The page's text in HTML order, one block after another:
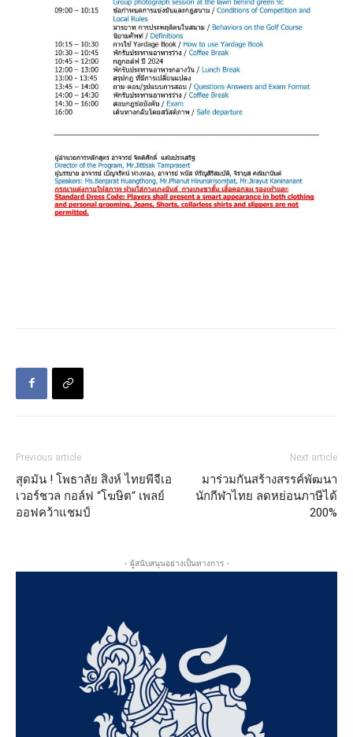
Previous article
สุดมัน ! โพธาลัย สิงห์ ไทยพีจีเอ
เวอร์ชวล กอล์ฟ “โฆษิต“ เพลย์
ออฟคว้าแชมป์
Next article
มาร่วมกันสร้างสรรค์พัฒนา
นักกีฬาไทย ลดหย่อนภาษีได้
200%
- ผู้สนับสนุนอย่างเป็นทางการ -